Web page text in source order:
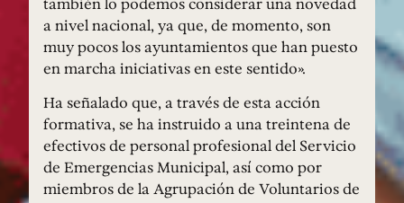
a nivel nacional, ya que, de momento, son
muy pocos los ayuntamientos que han puesto
en marcha iniciativas en este sentido».
Ha señalado que, a través de esta acción
formativa, se ha instruido a una treintena de
efectivos de personal profesional del Servicio
de Emergencias Municipal, así como por
miembros de la Agrupación de Voluntarios de